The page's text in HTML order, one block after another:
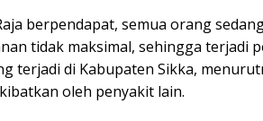
berpendapat, semua orang
tidak maksimal, sehingga terjadi
terjadi di Kabupaten Sikka,
oleh penyakit lain.